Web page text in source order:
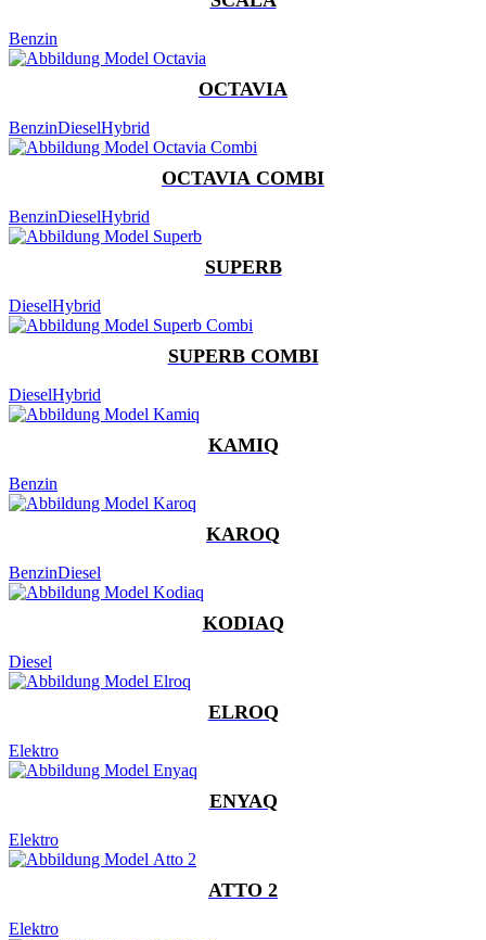
Benzin
OCTAVIA
BenzinDieselHybrid
OCTAVIA COMBI
BenzinDieselHybrid
SUPERB
DieselHybrid
SUPERB COMBI
DieselHybrid
KAMIQ
Benzin
KAROQ
BenzinDiesel
KODIAQ
Diesel
ELROQ
Elektro
ENYAQ
Elektro
ATTO 2
Elektro